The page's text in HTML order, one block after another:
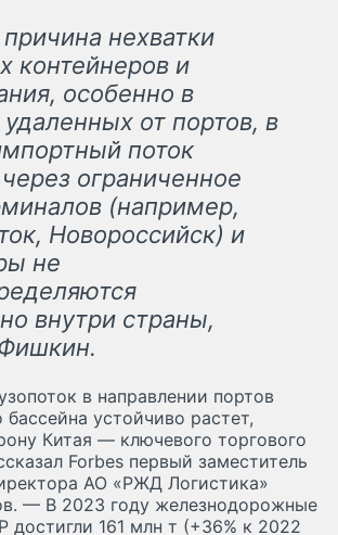
нехватки
контейнеров и
особенно в
удаленных от портов, в
поток
ограниченное
(например,
Новороссийск) и
не
внутри страны,
в направлении портов
бассейна устойчиво растет,
Китая — ключевого торгового
Forbes первый заместитель
АО «РЖД Логистика»
— В 2023 году железнодорожные
достигли 161 млн т (+36% к 2022